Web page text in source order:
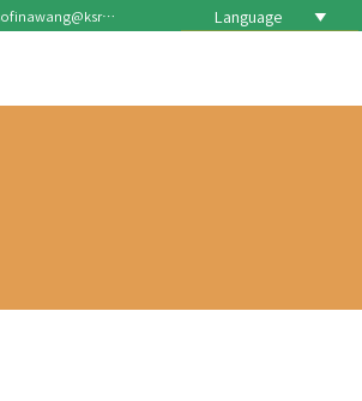
邮箱：sofinawang@ksrcd.com Language 